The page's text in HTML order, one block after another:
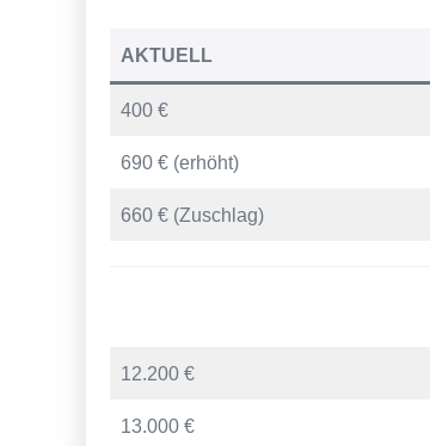
AKTUELL
400 €
690 € (erhöht)
660 € (Zuschlag)
12.200 €
13.000 €